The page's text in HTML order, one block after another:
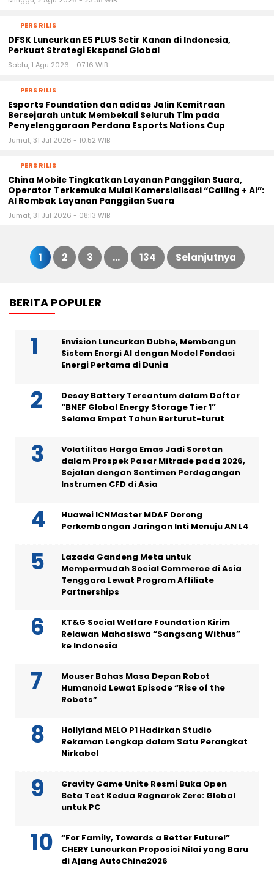
Sabtu, 1 Agu 2026 - 07:16 WIB
PERS RILIS
Esports Foundation dan adidas Jalin Kemitraan
Bersejarah untuk Membekali Seluruh Tim pada
Penyelenggaraan Perdana Esports Nations Cup
PERS RILIS
China Mobile Tingkatkan Layanan Panggilan Suara,
Operator Terkemuka Mulai Komersialisasi “Calling + AI”:
AI Rombak Layanan Panggilan Suara
Paginasi
pos
1 2 3 … 134 Selanjutnya
BERITA POPULER
Energi Pertama di Dunia
Desay Battery Tercantum dalam Daftar
“BNEF Global Energy Storage Tier 1”
Selama Empat Tahun Berturut-turut
Volatilitas Harga Emas Jadi Sorotan
dalam Prospek Pasar Mitrade pada 2026,
Sejalan dengan Sentimen Perdagangan
Instrumen CFD di Asia
Huawei ICNMaster MDAF Dorong
Perkembangan Jaringan Inti Menuju AN L4
Mempermudah Social Commerce di Asia
Tenggara Lewat Program Affiliate
Partnerships
KT&G Social Welfare Foundation Kirim
Relawan Mahasiswa “Sangsang Withus”
ke Indonesia
Mouser Bahas Masa Depan Robot
Humanoid Lewat Episode “Rise of the
Robots”
Hollyland MELO P1 Hadirkan Studio
Rekaman Lengkap dalam Satu Perangkat
Nirkabel
Gravity Game Unite Resmi Buka Open
Beta Test Kedua Ragnarok Zero: Global
untuk PC
“For Family, Towards a Better Future!”
CHERY Luncurkan Proposisi Nilai yang Baru
di Ajang AutoChina2026